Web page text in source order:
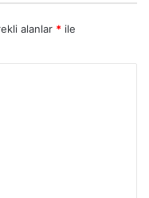
alanlar * ile